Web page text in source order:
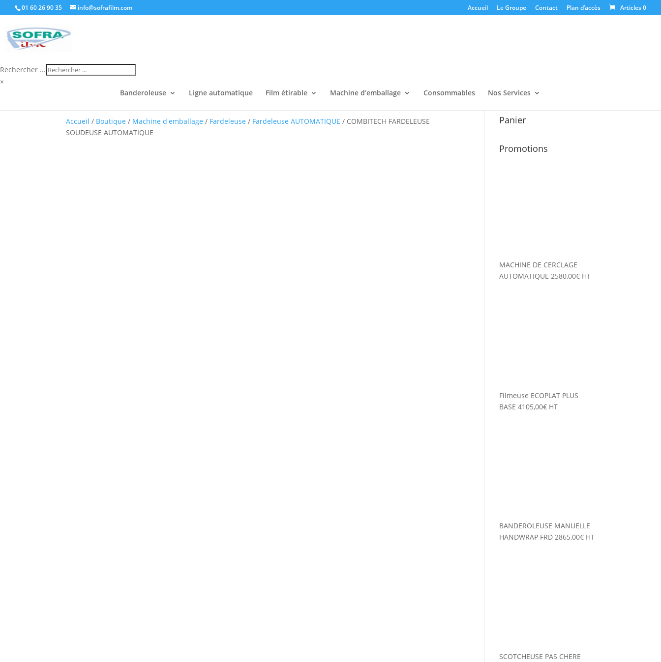
01 60 26 90 35 info@sofrafilm.com Accueil Le Groupe Contact Plan d’accès Articles 0
Rechercher ...
×
Banderoleuse
Ligne automatique Film étirable Machine d’emballage Consommables Nos Services
Accueil / Boutique / Machine d'emballage / Fardeleuse / Fardeleuse AUTOMATIQUE / COMBITECH FARDELEUSE
SOUDEUSE AUTOMATIQUE
Panier
Promotions
MACHINE DE CERCLAGE
AUTOMATIQUE 2580,00€ HT
Filmeuse ECOPLAT PLUS
BASE 4105,00€ HT
BANDEROLEUSE MANUELLE
HANDWRAP FRD 2865,00€ HT
SCOTCHEUSE PAS CHERE